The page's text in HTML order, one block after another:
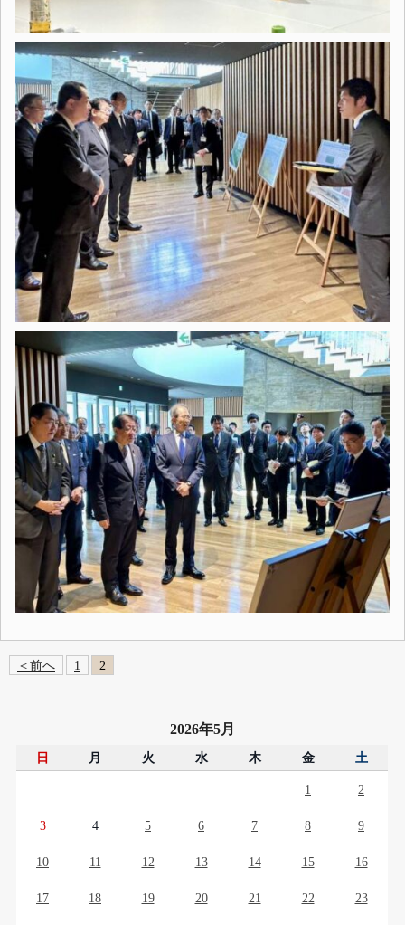
＜前へ 1 2
2026年5月
日 月 火 水 木 金 土
1 2
3 4 5 6 7 8 9
10 11 12 13 14 15 16
17 18 19 20 21 22 23